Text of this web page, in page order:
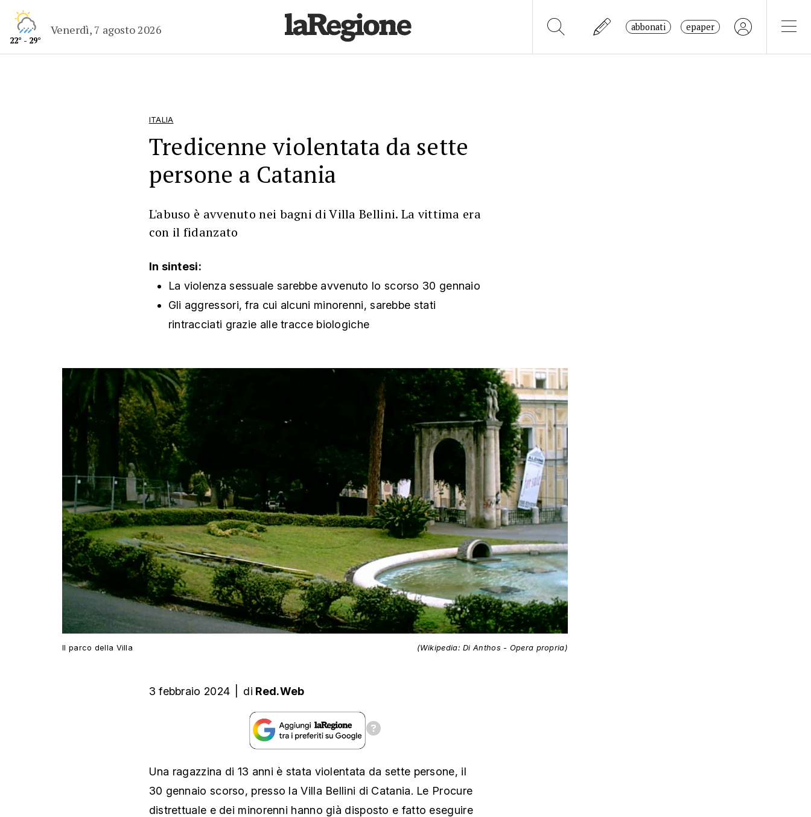
22° - 29°
Venerdì, 7 agosto 2026 abbonati epaper
ITALIA
Tredicenne violentata da sette
persone a Catania
L'abuso è avvenuto nei bagni di Villa Bellini. La vittima era
con il fidanzato
In sintesi:
La violenza sessuale sarebbe avvenuto lo scorso 30 gennaio
Gli aggressori, fra cui alcuni minorenni, sarebbe stati
rintracciati grazie alle tracce biologiche
Il parco della Villa (Wikipedia: Di Anthos - Opera propria)
3 febbraio 2024 di Red.Web
Una ragazzina di 13 anni è stata violentata da sette persone, il
30 gennaio scorso, presso la Villa Bellini di Catania. Le Procure
distrettuale e dei minorenni hanno già disposto e fatto eseguire